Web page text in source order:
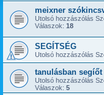
meixner
Utolsó hozzászólás
Válaszok: 18
SEGÍTSÉG
Utolsó hozzászólás
tanulásban segíőt
Utolsó hozzászólás
Válaszok: 5